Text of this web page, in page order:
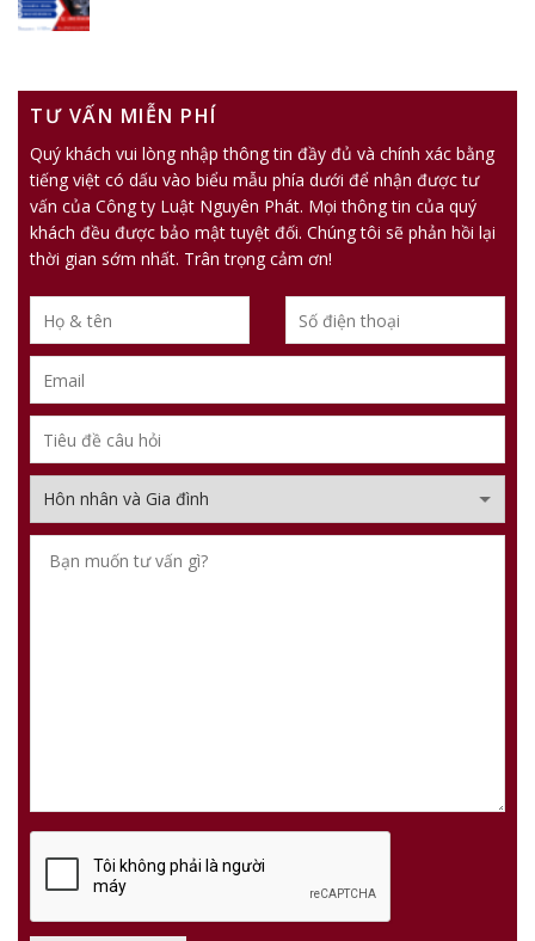
TƯ VẤN MIỄN PHÍ
Quý khách vui lòng nhập thông tin đầy đủ và chính xác bằng
tiếng việt có dấu vào biểu mẫu phía dưới để nhận được tư
vấn của Công ty Luật Nguyên Phát. Mọi thông tin của quý
khách đều được bảo mật tuyệt đối. Chúng tôi sẽ phản hồi lại
thời gian sớm nhất. Trân trọng cảm ơn!